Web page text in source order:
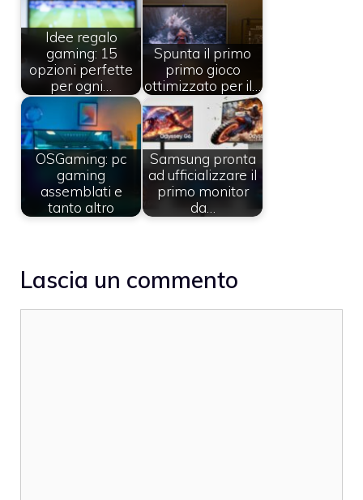
Idee regalo
gaming: 15
opzioni perfette
per ogni…
Spunta il primo
primo gioco
ottimizzato per il…
OSGaming: pc
gaming
assemblati e
tanto altro
Samsung pronta
ad ufficializzare il
primo monitor
da…
Lascia un commento